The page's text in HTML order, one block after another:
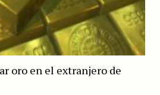
oro en el extranjero de